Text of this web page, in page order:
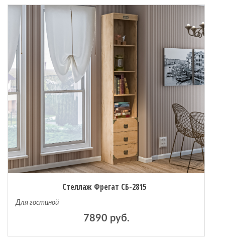
Стеллаж Фрегат СБ-2815
Для гостиной
7890 руб.